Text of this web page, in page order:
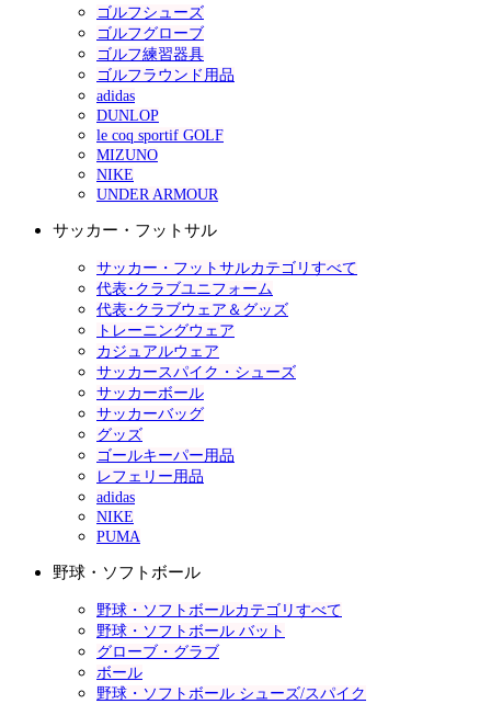
ゴルフシューズ
ゴルフグローブ
ゴルフ練習器具
ゴルフラウンド用品
adidas
DUNLOP
le coq sportif GOLF
MIZUNO
NIKE
UNDER ARMOUR
サッカー・フットサル
サッカー・フットサルカテゴリすべて
代表･クラブユニフォーム
代表･クラブウェア＆グッズ
トレーニングウェア
カジュアルウェア
サッカースパイク・シューズ
サッカーボール
サッカーバッグ
グッズ
ゴールキーパー用品
レフェリー用品
adidas
NIKE
PUMA
野球・ソフトボール
野球・ソフトボールカテゴリすべて
野球・ソフトボール バット
グローブ・グラブ
ボール
野球・ソフトボール シューズ/スパイク